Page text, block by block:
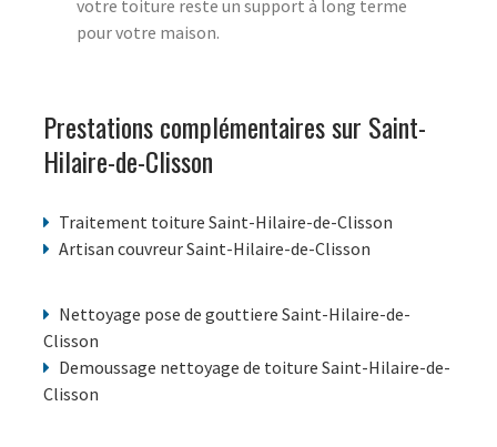
votre toiture reste un support à long terme
pour votre maison.
Prestations complémentaires sur Saint-
Hilaire-de-Clisson
Traitement toiture Saint-Hilaire-de-Clisson
Artisan couvreur Saint-Hilaire-de-Clisson
Nettoyage pose de gouttiere Saint-Hilaire-de-
Clisson
Demoussage nettoyage de toiture Saint-Hilaire-de-
Clisson